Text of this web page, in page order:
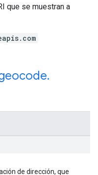
que se muestran a
.
de dirección, que